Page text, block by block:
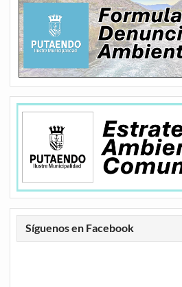
Síguenos en Facebook